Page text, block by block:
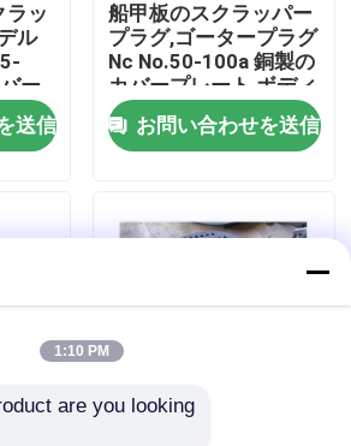
ヘッド
ルター
器
ラッ
ル
ー
ム
送信
船甲板のスクラッパー
プラグ,ゴータープラグ
Nc No.50-100a 銅製の
カバープレート,ボディ
ゴム
お問い合わせを送信
ラ
1:10 PM
are you looking